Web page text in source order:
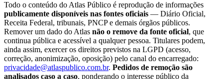
Todo o conteúdo do Atlas Público é reprodução de informações
publicamente disponíveis nas fontes oficiais — Diário Oficial,
Receita Federal, tribunais, PNCP e demais órgãos públicos.
Remover um dado do Atlas não o remove da fonte oficial, que
continua pública e acessível a qualquer pessoa. Titulares podem,
ainda assim, exercer os direitos previstos na LGPD (acesso,
correção, anonimização, oposição) pelo canal do encarregado:
privacidade@atlaspublico.com.br. Pedidos de remoção são
analisados caso a caso, ponderando o interesse público da